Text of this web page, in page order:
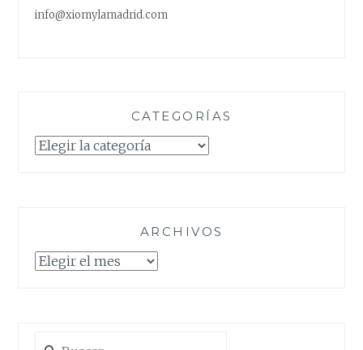
info@xiomylamadrid.com
CATEGORÍAS
Categorías
ARCHIVOS
Archivos